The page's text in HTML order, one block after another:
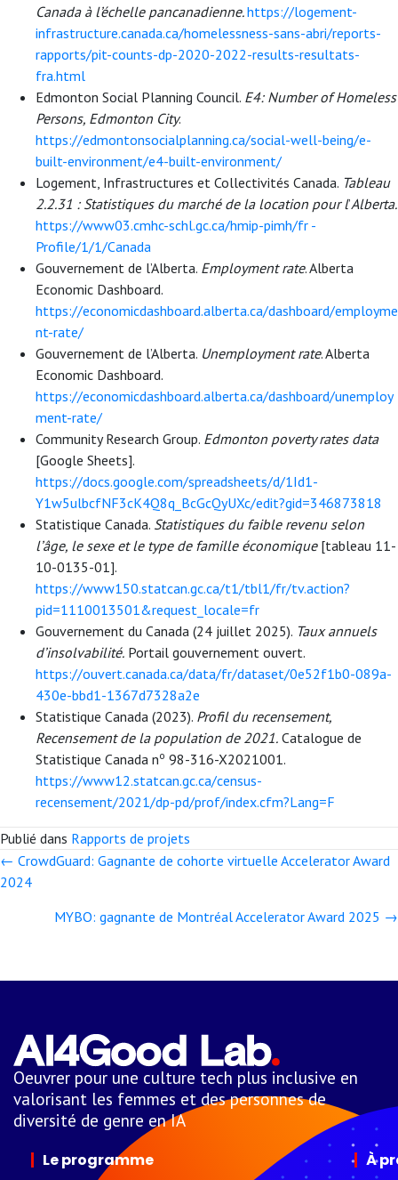
Canada à l’échelle pancanadienne.https://logement-
infrastructure.canada.ca/homelessness-sans-abri/reports-
rapports/pit-counts-dp-2020-2022-results-resultats-
fra.html
Edmonton Social Planning Council. E4: Number of Homeless
Persons, Edmonton City.
https://edmontonsocialplanning.ca/social-well-being/e-
built-environment/e4-built-environment/
Logement, Infrastructures et Collectivités Canada. Tableau
2.2.31 : Statistiques du marché de la location pour l’Alberta.
https://www03.cmhc-schl.gc.ca/hmip-pimh/fr -
Profile/1/1/Canada
Gouvernement de l’Alberta. Employment rate. Alberta
Economic Dashboard.
https://economicdashboard.alberta.ca/dashboard/employme
nt-rate/
Gouvernement de l’Alberta. Unemployment rate. Alberta
Economic Dashboard.
https://economicdashboard.alberta.ca/dashboard/unemploy
ment-rate/
Community Research Group. Edmonton poverty rates data
[Google Sheets].
https://docs.google.com/spreadsheets/d/1Id1-
Y1w5ulbcfNF3cK4Q8q_BcGcQyUXc/edit?gid=346873818
Statistique Canada. Statistiques du faible revenu selon
l’âge, le sexe et le type de famille économique[tableau 11-
10-0135-01].
https://www150.statcan.gc.ca/t1/tbl1/fr/tv.action?
pid=1110013501&request_locale=fr
Gouvernement du Canada (24 juillet 2025). Taux annuels
d’insolvabilité. Portail gouvernement ouvert.
https://ouvert.canada.ca/data/fr/dataset/0e52f1b0-089a-
430e-bbd1-1367d7328a2e
Statistique Canada (2023). Profil du recensement,
Recensement de la population de 2021. Catalogue de
Statistique Canada no 98-316-X2021001.
https://www12.statcan.gc.ca/census-
recensement/2021/dp-pd/prof/index.cfm?Lang=F
Publié dans Rapports de projets
Posts
navigation
← CrowdGuard: Gagnante de cohorte virtuelle Accelerator Award
2024
MYBO: gagnante de Montréal Accelerator Award 2025 →
Oeuvrer pour une culture tech plus inclusive en
valorisant les femmes et des personnes de
diversité de genre en IA
Le programme À